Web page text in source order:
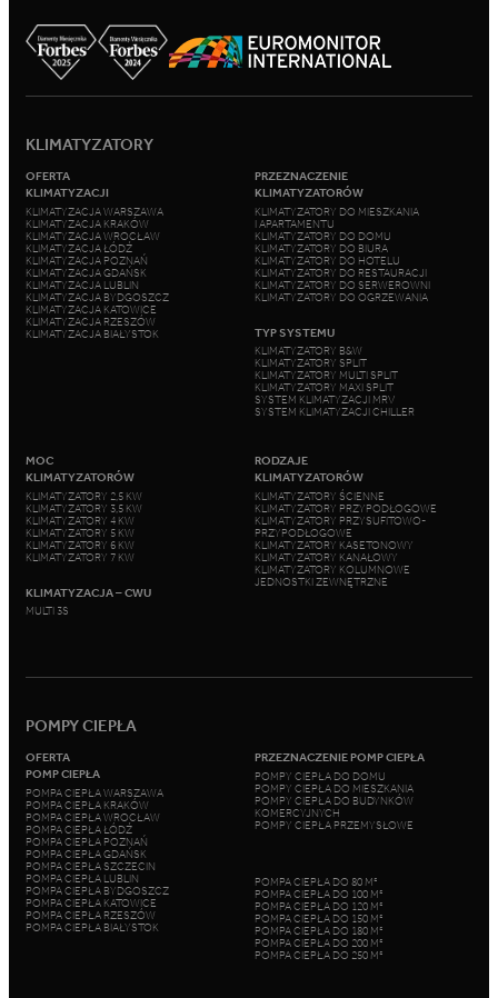
KLIMATYZATORY
OFERTA
KLIMATYZACJI
KLIMATYZACJA WARSZAWA
KLIMATYZACJA KRAKÓW
KLIMATYZACJA WROCŁAW
KLIMATYZACJA ŁÓDŹ
KLIMATYZACJA POZNAŃ
KLIMATYZACJA GDAŃSK
KLIMATYZACJA LUBLIN
KLIMATYZACJA BYDGOSZCZ
KLIMATYZACJA KATOWICE
KLIMATYZACJA RZESZÓW
KLIMATYZACJA BIAŁYSTOK
PRZEZNACZENIE
KLIMATYZATORÓW
KLIMATYZATORY DO MIESZKANIA
I APARTAMENTU
KLIMATYZATORY DO DOMU
KLIMATYZATORY DO BIURA
KLIMATYZATORY DO HOTELU
KLIMATYZATORY DO RESTAURACJI
KLIMATYZATORY DO SERWEROWNI
KLIMATYZATORY DO OGRZEWANIA
TYP SYSTEMU
KLIMATYZATORY B&W
KLIMATYZATORY SPLIT
KLIMATYZATORY MULTI SPLIT
KLIMATYZATORY MAXI SPLIT
SYSTEM KLIMATYZACJI MRV
SYSTEM KLIMATYZACJI CHILLER
MOC
KLIMATYZATORÓW
KLIMATYZATORY 2,5 KW
KLIMATYZATORY 3,5 KW
KLIMATYZATORY 4 KW
KLIMATYZATORY 5 KW
KLIMATYZATORY 6 KW
KLIMATYZATORY 7 KW
KLIMATYZACJA – CWU
MULTI 3S
RODZAJE
KLIMATYZATORÓW
KLIMATYZATORY ŚCIENNE
KLIMATYZATORY PRZYPODŁOGOWE
KLIMATYZATORY PRZYSUFITOWO-
PRZYPODŁOGOWE
KLIMATYZATORY KASETONOWY
KLIMATYZATORY KANAŁOWY
KLIMATYZATORY KOLUMNOWE
JEDNOSTKI ZEWNĘTRZNE
POMPY CIEPŁA
OFERTA
POMP CIEPŁA
POMPA CIEPŁA WARSZAWA
POMPA CIEPŁA KRAKÓW
POMPA CIEPŁA WROCŁAW
POMPA CIEPŁA ŁÓDŹ
POMPA CIEPŁA POZNAŃ
POMPA CIEPŁA GDAŃSK
POMPA CIEPŁA SZCZECIN
POMPA CIEPŁA LUBLIN
POMPA CIEPŁA BYDGOSZCZ
POMPA CIEPŁA KATOWICE
POMPA CIEPŁA RZESZÓW
POMPA CIEPŁA BIAŁYSTOK
PRZEZNACZENIE POMP CIEPŁA
POMPY CIEPŁA DO DOMU
POMPY CIEPŁA DO MIESZKANIA
POMPY CIEPŁA DO BUDYNKÓW
KOMERCYJNYCH
POMPY CIEPŁA PRZEMYSŁOWE
POMPA CIEPŁA DO 80 M²
POMPA CIEPŁA DO 100 M²
POMPA CIEPŁA DO 120 M²
POMPA CIEPŁA DO 150 M²
POMPA CIEPŁA DO 180 M²
POMPA CIEPŁA DO 200 M²
POMPA CIEPŁA DO 250 M²